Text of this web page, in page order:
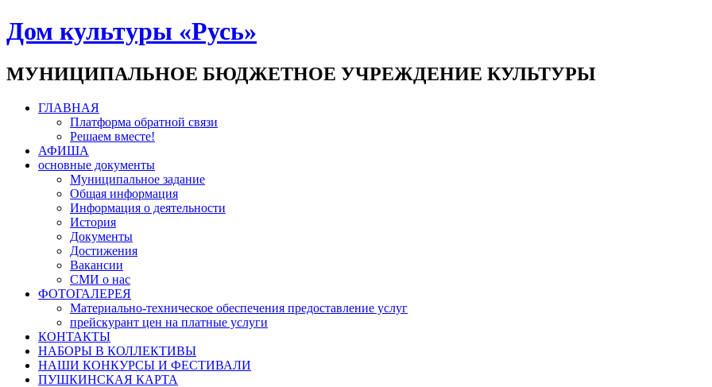
Дом культуры «Русь»
МУНИЦИПАЛЬНОЕ БЮДЖЕТНОЕ УЧРЕЖДЕНИЕ КУЛЬТУРЫ
ГЛАВНАЯ
Платформа обратной связи
Решаем вместе!
АФИША
основные документы
Муниципальное задание
Общая информация
Информация о деятельности
История
Документы
Достижения
Вакансии
СМИ о нас
ФОТОГАЛЕРЕЯ
Материально-техническое обеспечения предоставление услуг
прейскурант цен на платные услуги
КОНТАКТЫ
НАБОРЫ В КОЛЛЕКТИВЫ
НАШИ КОНКУРСЫ И ФЕСТИВАЛИ
ПУШКИНСКАЯ КАРТА